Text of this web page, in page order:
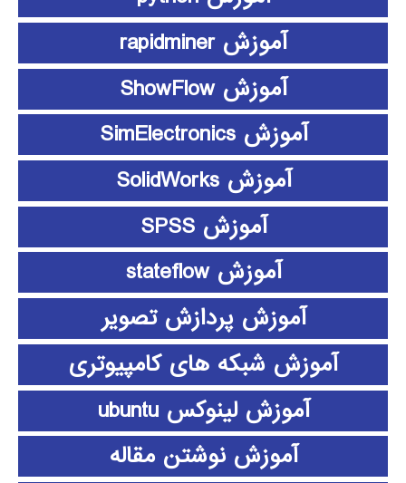
آموزش rapidminer
آموزش ShowFlow
آموزش SimElectronics
آموزش SolidWorks
آموزش SPSS
آموزش stateflow
آموزش پردازش تصویر
آموزش شبکه های کامپیوتری
آموزش لینوکس ubuntu
آموزش نوشتن مقاله